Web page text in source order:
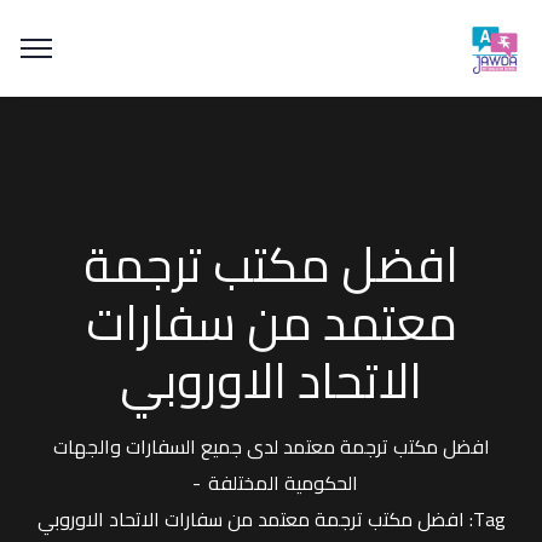
افضل مكتب ترجمة
معتمد من سفارات
الاتحاد الاوروبي
افضل مكتب ترجمة معتمد لدى جميع السفارات والجهات
الحكومية المختلفة
Tag: افضل مكتب ترجمة معتمد من سفارات الاتحاد الاوروبي